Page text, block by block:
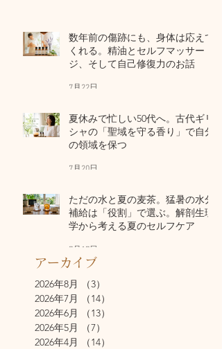
数年前の傷跡にも、身体は応えて
くれる。精油とセルフマッサー
ジ、そして自己修復力のお話
7月22日
夏休みで忙しい50代へ。古代ギリ
シャの「聖域を守る香り」で自分
の領域を保つ
7月20日
ただの水と夏の麦茶。猛暑の水分
補給は「役割」で選ぶ。解剖生理
学から考える夏のセルフケア
7月17日
アーカイブ
2026年8月
（3）
2026年7月
（14）
2026年6月
（13）
2026年5月
（7）
2026年4月
（14）